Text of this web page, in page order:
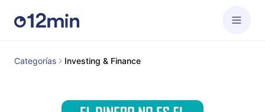
Categorías Investing & Finance